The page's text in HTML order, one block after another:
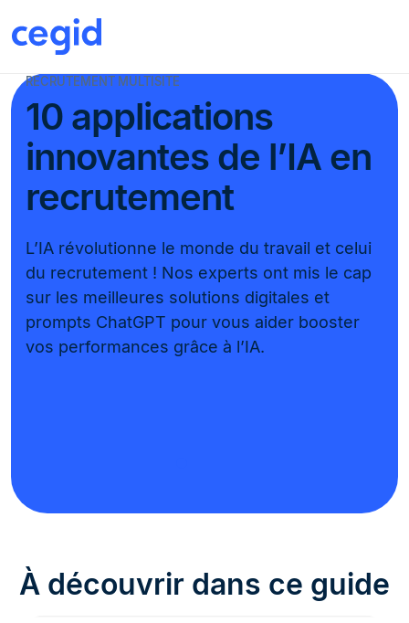
RECRUTEMENT MULTISITE
10 applications
innovantes de l’IA en
recrutement
L’IA révolutionne le monde du travail et celui
du recrutement ! Nos experts ont mis le cap
sur les meilleures solutions digitales et
prompts ChatGPT pour vous aider booster
vos performances grâce à l’IA.
À découvrir dans ce guide